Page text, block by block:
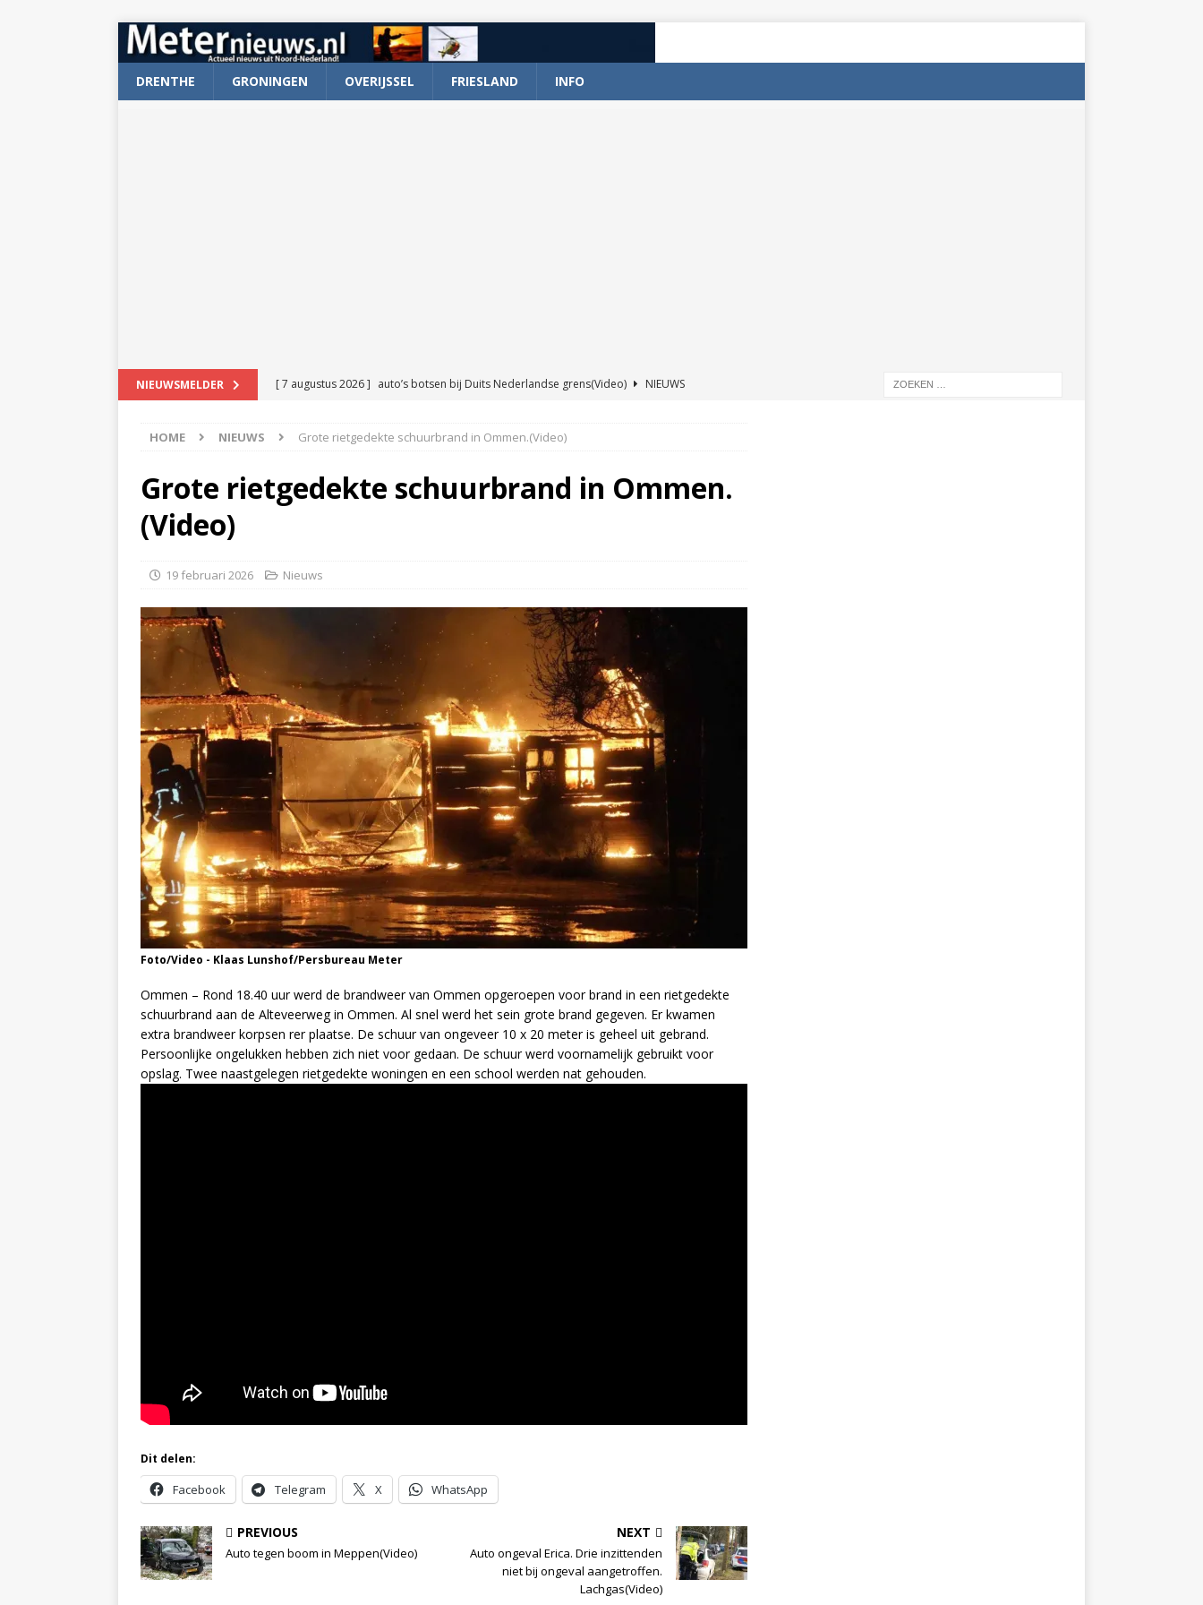
DRENTHE GRONINGEN OVERIJSSEL FRIESLAND INFO
NIEUWSMELDER [ 7 augustus 2026 ] auto’s botsen bij Duits Nederlandse grens(Video)
NIEUWS
[ 6 augustus 2026 ] Klapband en wagen met stro in de brand in Oosterhesselen(Video)
[ 6 augustus 2026 ]
HOME NIEUWS Grote rietgedekte schuurbrand in Ommen.(Video)
Grote rietgedekte schuurbrand in Ommen.
(Video)
19 februari 2026 Nieuws
Foto/Video - Klaas Lunshof/Persbureau Meter
Ommen – Rond 18.40 uur werd de brandweer van Ommen opgeroepen voor brand in een rietgedekte
schuurbrand aan de Alteveerweg in Ommen. Al snel werd het sein grote brand gegeven. Er kwamen
extra brandweer korpsen rer plaatse. De schuur van ongeveer 10 x 20 meter is geheel uit gebrand.
Persoonlijke ongelukken hebben zich niet voor gedaan. De schuur werd voornamelijk gebruikt voor
opslag. Twee naastgelegen rietgedekte woningen en een school werden nat gehouden.
Dit delen:
Facebook Telegram X WhatsApp
PREVIOUS
Auto tegen boom in Meppen(Video)
NEXT
Auto ongeval Erica. Drie inzittenden
niet bij ongeval aangetroffen.
Lachgas(Video)